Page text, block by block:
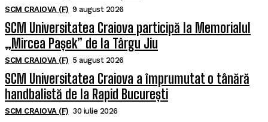
SCM CRAIOVA (F) 9 august 2026
SCM Universitatea Craiova participă la Memorialul
„Mircea Pașek” de la Târgu Jiu
SCM CRAIOVA (F) 5 august 2026
SCM Universitatea Craiova a împrumutat o tânără
handbalistă de la Rapid București
SCM CRAIOVA (F) 30 iulie 2026